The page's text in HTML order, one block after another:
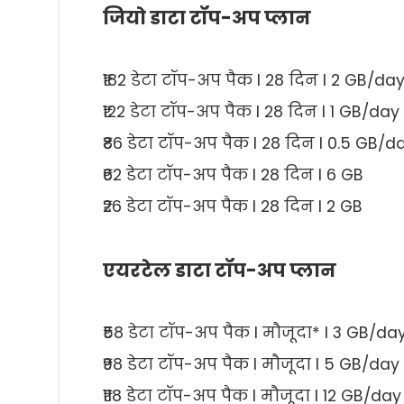
जियो डाटा टॉप-अप प्लान
₹182 डेटा टॉप-अप पैक I 28 दिन I 2 GB/day
₹122 डेटा टॉप-अप पैक I 28 दिन I 1 GB/day
₹86 डेटा टॉप-अप पैक I 28 दिन I 0.5 GB/
₹62 डेटा टॉप-अप पैक I 28 दिन I 6 GB
₹26 डेटा टॉप-अप पैक I 28 दिन I 2 GB
एयरटेल डाटा टॉप-अप प्लान
₹58 डेटा टॉप-अप पैक I मौजूदा* I 3 GB/
₹98 डेटा टॉप-अप पैक I मौजूदा I 5 GB/day
₹118 डेटा टॉप-अप पैक I मौजूदा I 12 GB/day